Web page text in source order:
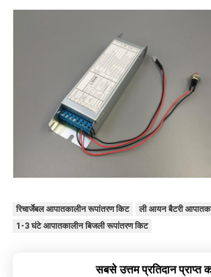
रिचार्जेबल आपातकालीन रूपांतरण किट
ली आयन बैटरी
1-3 घंटे आपातकालीन बिजली रूपांतरण किट
सबसे उत्तम प्रतिदान प्राप्त